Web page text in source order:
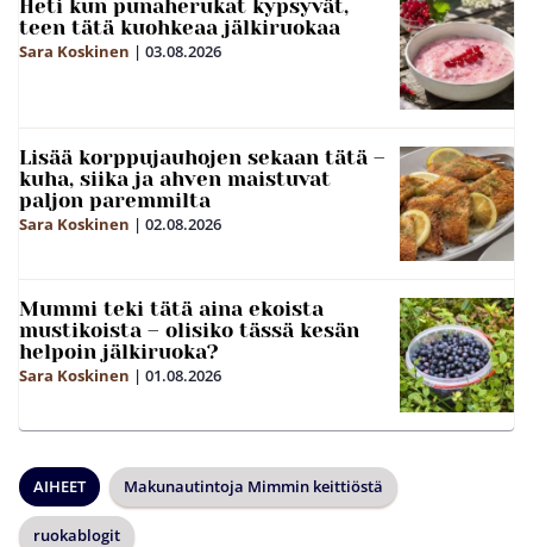
Heti kun punaherukat kypsyvät,
teen tätä kuohkeaa jälkiruokaa
Sara Koskinen | 03.08.2026
Lisää korppujauhojen sekaan tätä –
kuha, siika ja ahven maistuvat
paljon paremmilta
Sara Koskinen | 02.08.2026
Mummi teki tätä aina ekoista
mustikoista – olisiko tässä kesän
helpoin jälkiruoka?
Sara Koskinen | 01.08.2026
AIHEET Makunautintoja Mimmin keittiöstä
ruokablogit